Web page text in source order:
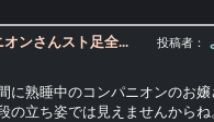
ンさんスト足全... 投稿者：
に熟睡中のコンパニオンのお
の立ち姿では見えませんからね